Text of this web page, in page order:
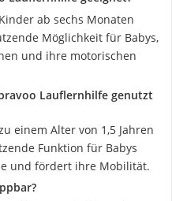
ab sechs Monaten
Möglichkeit für Babys,
und ihre motorischen
Lauflernhilfe genutzt
einem Alter von 1,5 Jahren
Funktion für Babys
und fördert ihre Mobilität.